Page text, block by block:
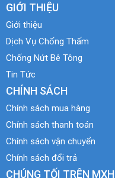
GIỚI THIỆU
Giới thiệu
Dịch Vụ Chống Thấm
Chống Nứt Bê Tông
Tin Tức
CHÍNH SÁCH
Chính sách mua hàng
Chính sách thanh toán
Chính sách vận chuyển
Chính sách đổi trả
CHÚNG TỐI TRÊN MXH